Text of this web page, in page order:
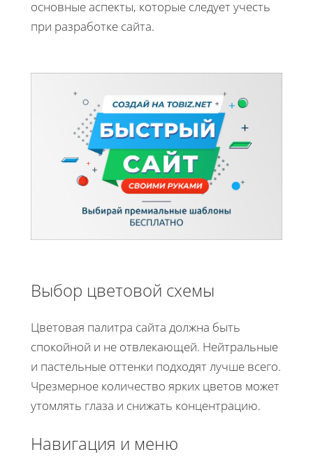
основные аспекты, которые следует учесть
при разработке сайта.
Выбор цветовой схемы
Цветовая палитра сайта должна быть
спокойной и не отвлекающей. Нейтральные
и пастельные оттенки подходят лучше всего.
Чрезмерное количество ярких цветов может
утомлять глаза и снижать концентрацию.
Навигация и меню